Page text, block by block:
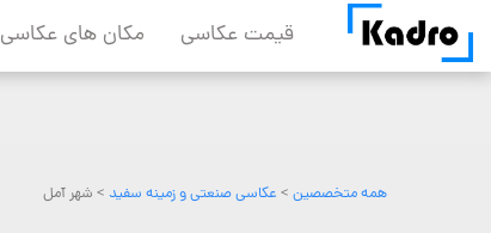
content
قیمت عکاسی مکان های عکاسی
همه متخصصین > عکاسی صنعتی و زمینه سفید > شهر آمل